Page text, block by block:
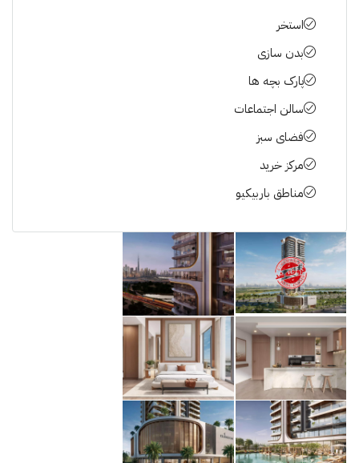
استخر
بدن سازی
پارک بچه ها
سالن اجتماعات
فضای سبز
مرکز خرید
مناطق باربیکیو